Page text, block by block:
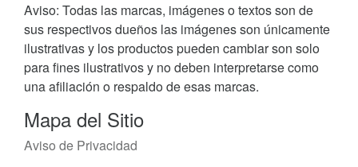
Aviso: Todas las marcas, imágenes o textos son de
sus respectivos dueños las imágenes son únicamente
ilustrativas y los productos pueden cambiar son solo
para fines ilustrativos y no deben interpretarse como
una afiliación o respaldo de esas marcas.
Mapa del Sitio
Aviso de Privacidad